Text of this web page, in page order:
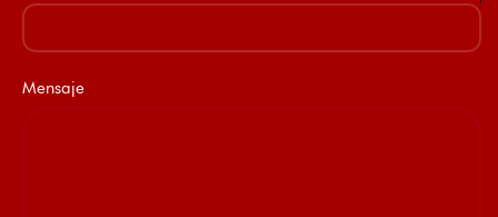
Mensaje